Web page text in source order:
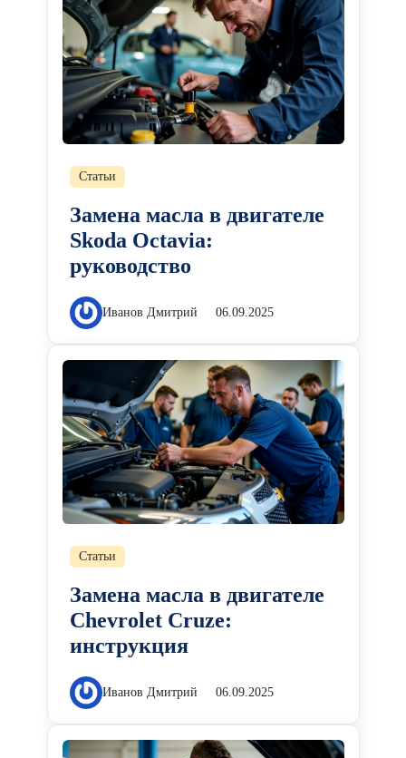
Статьи
Замена масла в двигателе
Skoda Octavia:
руководство
Иванов Дмитрий 06.09.2025
Статьи
Замена масла в двигателе
Chevrolet Cruze:
инструкция
Иванов Дмитрий 06.09.2025